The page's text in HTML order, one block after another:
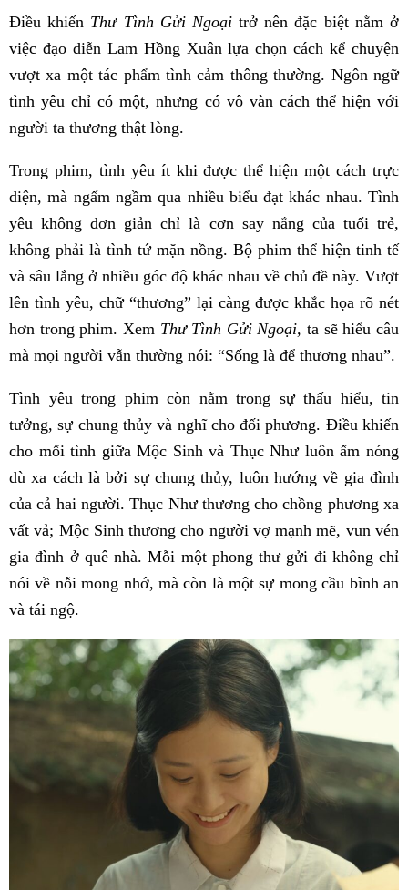
Điều khiến Thư Tình Gửi Ngoạitrở nên đặc biệt nằm ở
việc đạo diễn Lam Hồng Xuân lựa chọn cách kể chuyện
vượt xa một tác phẩm tình cảm thông thường. Ngôn ngữ
tình yêu chỉ có một, nhưng có vô vàn cách thể hiện với
người ta thương thật lòng.
Trong phim, tình yêu ít khi được thể hiện một cách trực
diện, mà ngấm ngầm qua nhiều biểu đạt khác nhau. Tình
yêu không đơn giản chỉ là cơn say nắng của tuổi trẻ,
không phải là tình tứ mặn nồng. Bộ phim thể hiện tinh tế
và sâu lắng ở nhiều góc độ khác nhau về chủ đề này. Vượt
lên tình yêu, chữ “thương” lại càng được khắc họa rõ nét
hơn trong phim. Xem Thư Tình Gửi Ngoại, ta sẽ hiểu câu
mà mọi người vẫn thường nói: “Sống là để thương nhau”.
Tình yêu trong phim còn nằm trong sự thấu hiểu, tin
tưởng, sự chung thủy và nghĩ cho đối phương. Điều khiến
cho mối tình giữa Mộc Sinh và Thục Như luôn ấm nóng
dù xa cách là bởi sự chung thủy, luôn hướng về gia đình
của cả hai người. Thục Như thương cho chồng phương xa
vất vả; Mộc Sinh thương cho người vợ mạnh mẽ, vun vén
gia đình ở quê nhà. Mỗi một phong thư gửi đi không chỉ
nói về nỗi mong nhớ, mà còn là một sự mong cầu bình an
và tái ngộ.